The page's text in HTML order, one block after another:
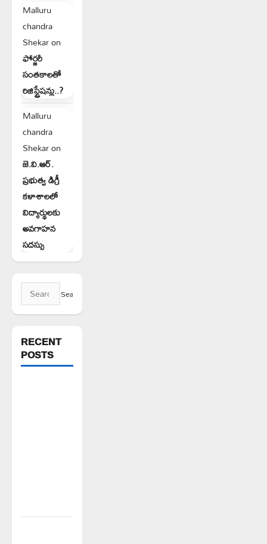
Malluru
chandra
Shekaron
ఫోర్జరీ
సంతకాలతో
రిజిస్ట్రేషన్లు..?
Malluru
chandra
Shekaron
జె.వి.ఆర్.
ప్రభుత్వ డిగ్రీ
కళాశాలలో
విద్యార్థులకు
అవగాహన
సదస్సు
Search
for:
RECENT
POSTS